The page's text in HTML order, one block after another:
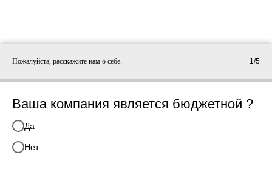
Пожалуйста, расскажите нам о себе. 1/5
Ваша компания является бюджетной ?
Да
Нет